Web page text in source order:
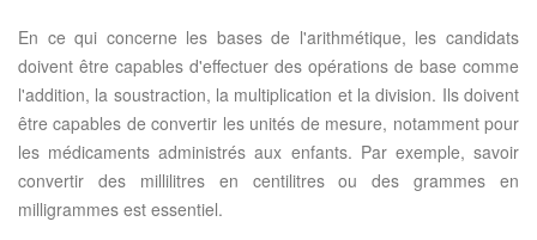
En ce qui concerne les bases de l'arithmétique, les candidats
doivent être capables d'effectuer des opérations de base comme
l'addition, la soustraction, la multiplication et la division. Ils doivent
être capables de convertir les unités de mesure, notamment pour
les médicaments administrés aux enfants. Par exemple, savoir
convertir des millilitres en centilitres ou des grammes en
milligrammes est essentiel.